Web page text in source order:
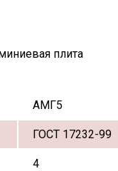
плита
АМГ5
ГОСТ 17232-99
4